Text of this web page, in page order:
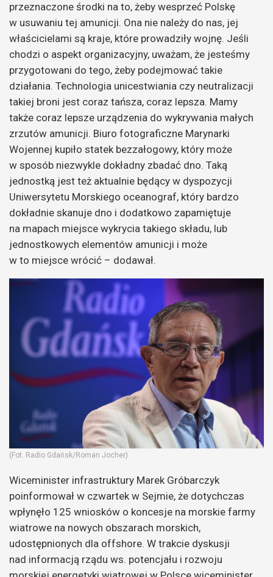
przeznaczone środki na to, żeby wesprzeć Polskę
w usuwaniu tej amunicji. Ona nie należy do nas, jej
właścicielami są kraje, które prowadziły wojnę. Jeśli
chodzi o aspekt organizacyjny, uważam, że jesteśmy
przygotowani do tego, żeby podejmować takie
działania. Technologia unicestwiania czy neutralizacji
takiej broni jest coraz tańsza, coraz lepsza. Mamy
także coraz lepsze urządzenia do wykrywania małych
zrzutów amunicji. Biuro fotograficzne Marynarki
Wojennej kupiło statek bezzałogowy, który może
w sposób niezwykle dokładny zbadać dno. Taką
jednostką jest też aktualnie będący w dyspozycji
Uniwersytetu Morskiego oceanograf, który bardzo
dokładnie skanuje dno i dodatkowo zapamiętuje
na mapach miejsce wykrycia takiego składu, lub
jednostkowych elementów amunicji i może
w to miejsce wrócić – dodawał.
(Fot. Radio Gdańsk/Roman Jocher)
Wiceminister infrastruktury Marek Gróbarczyk
poinformował w czwartek w Sejmie, że dotychczas
wpłynęło 125 wniosków o koncesje na morskie farmy
wiatrowe na nowych obszarach morskich,
udostępnionych dla offshore. W trakcie dyskusji
nad informacją rządu ws. potencjału i rozwoju